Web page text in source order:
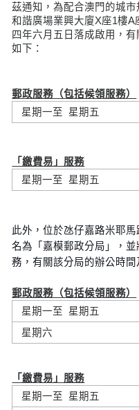
茲通知，為配合澳門的城
和諧廣場業興大廈X座1樓
四年六月五日落成啟用，
如下：
郵政服務（包括候領服務）
星期一至 星期五
「繳費易」服務
星期一至 星期五
此外，位於氹仔嘉路米耶
名為「嘉模郵政分局」，
務，有關該分局的辦公時間
郵政服務（包括候領服務）
星期一至 星期五
星期六
「繳費易」服務
星期一至 星期五